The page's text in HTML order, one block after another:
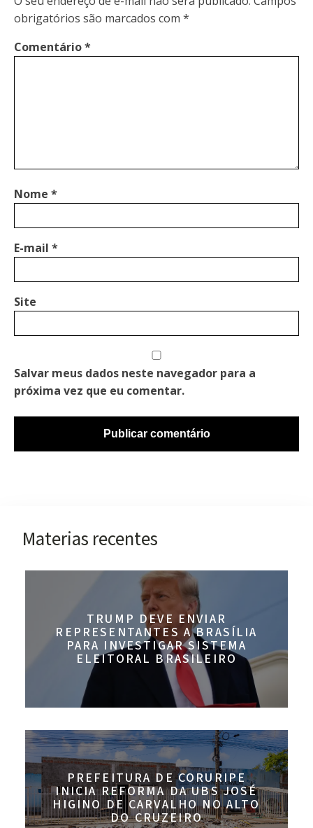
obrigatórios são marcados com *
Comentário*
Nome *
E-mail *
Site
Salvar meus dados neste navegador para a
próxima vez que eu comentar.
Materias recentes
TRUMP DEVE ENVIAR
REPRESENTANTES A BRASÍLIA
PARA INVESTIGAR SISTEMA
ELEITORAL BRASILEIRO
PREFEITURA DE CORURIPE
INICIA REFORMA DA UBS JOSÉ
HIGINO DE CARVALHO NO ALTO
DO CRUZEIRO